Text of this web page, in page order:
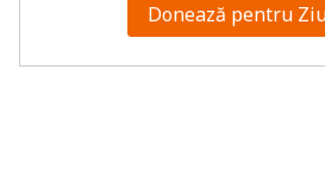
Donează pentru